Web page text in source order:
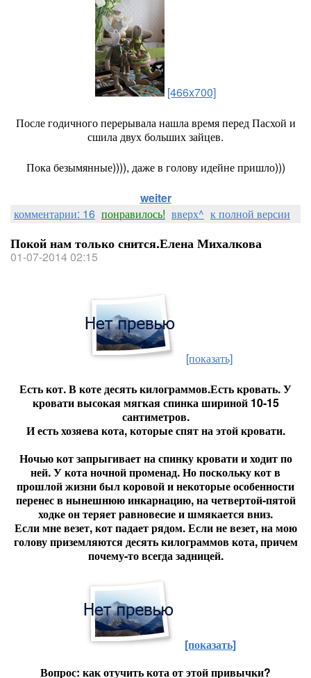
[466x700]
После годичного перерывала нашла время перед Пасхой и
сшила двух больших зайцев.
Пока безымянные)))), даже в голову идейне пришло)))
weiter
комментарии: 16 понравилось! вверх^ к полной версии
Покой нам только снится.Елена Михалкова
01-07-2014 02:15
[показать]
Есть кот. В коте десять килограммов.Есть кровать. У
кровати высокая мягкая спинка шириной 10-15
сантиметров.
И есть хозяева кота, которые спят на этой кровати.
Ночью кот запрыгивает на спинку кровати и ходит по
ней. У кота ночной променад. Но поскольку кот в
прошлой жизни был коровой и некоторые особенности
перенес в нынешнюю инкарнацию, на четвертой-пятой
ходке он теряет равновесие и шмякается вниз.
Если мне везет, кот падает рядом. Если не везет, на мою
голову приземляются десять килограммов кота, причем
почему-то всегда задницей.
[показать]
Вопрос: как отучить кота от этой привычки?